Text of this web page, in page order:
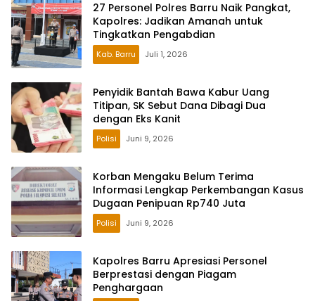
27 Personel Polres Barru Naik Pangkat,
Kapolres: Jadikan Amanah untuk
Tingkatkan Pengabdian
Kab. Barru Juli 1, 2026
Penyidik Bantah Bawa Kabur Uang
Titipan, SK Sebut Dana Dibagi Dua
dengan Eks Kanit
Polisi Juni 9, 2026
Korban Mengaku Belum Terima
Informasi Lengkap Perkembangan Kasus
Dugaan Penipuan Rp740 Juta
Polisi Juni 9, 2026
Kapolres Barru Apresiasi Personel
Berprestasi dengan Piagam
Penghargaan